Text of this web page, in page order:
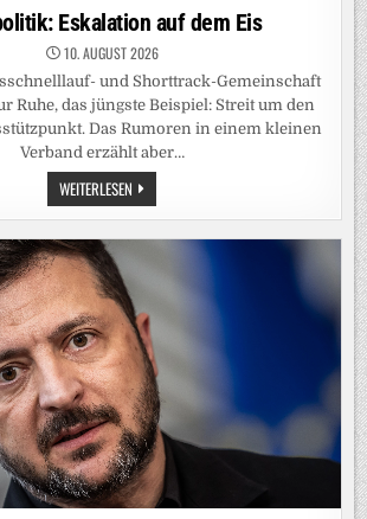
IN
JEMEN
AN
Eskalation auf dem Eis
10. AUGUST 2026
und Shorttrack-Gemeinschaft
Ruhe, das jüngste Beispiel: Streit um den
Das Rumoren in einem kleinen
Verband erzählt aber…
WEITERLESEN SPORTPOLITIK:
ESKALATION
AUF
DEM